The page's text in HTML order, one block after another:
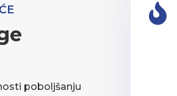
poboljšanju
